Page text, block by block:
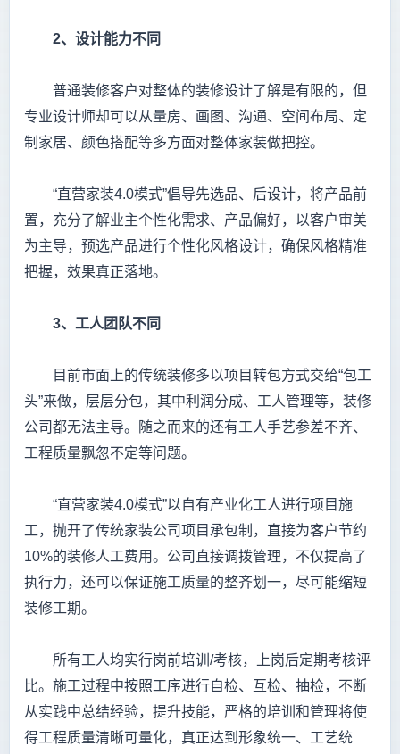
2、设计能力不同
普通装修客户对整体的装修设计了解是有限的，但
专业设计师却可以从量房、画图、沟通、空间布局、定
制家居、颜色搭配等多方面对整体家装做把控。
“直营家装4.0模式”倡导先选品、后设计，将产品前
置，充分了解业主个性化需求、产品偏好，以客户审美
为主导，预选产品进行个性化风格设计，确保风格精准
把握，效果真正落地。
3、工人团队不同
目前市面上的传统装修多以项目转包方式交给“包工
头”来做，层层分包，其中利润分成、工人管理等，装修
公司都无法主导。随之而来的还有工人手艺参差不齐、
工程质量飘忽不定等问题。
“直营家装4.0模式”以自有产业化工人进行项目施
工，抛开了传统家装公司项目承包制，直接为客户节约
10%的装修人工费用。公司直接调拨管理，不仅提高了
执行力，还可以保证施工质量的整齐划一，尽可能缩短
装修工期。
所有工人均实行岗前培训/考核，上岗后定期考核评
比。施工过程中按照工序进行自检、互检、抽检，不断
从实践中总结经验，提升技能，严格的培训和管理将使
得工程质量清晰可量化，真正达到形象统一、工艺统